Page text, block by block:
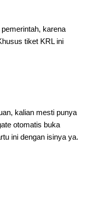
karena
tiket KRL ini
kalian mesti punya
otomatis buka
ini dengan isinya ya.